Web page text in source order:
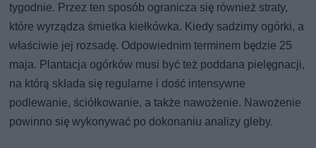
tygodnie. Przez ten sposób ogranicza się również straty,
które wyrządza śmietka kiełkówka. Kiedy sadzimy ogórki, a
właściwie jej rozsadę. Odpowiednim terminem będzie 25
maja. Plantacja ogórków musi być też poddana pielęgnacji,
na którą składa się regularne i dość intensywne
podlewanie, ściółkowanie, a także nawożenie. Nawożenie
powinno się wykonywać po dokonaniu analizy gleby.